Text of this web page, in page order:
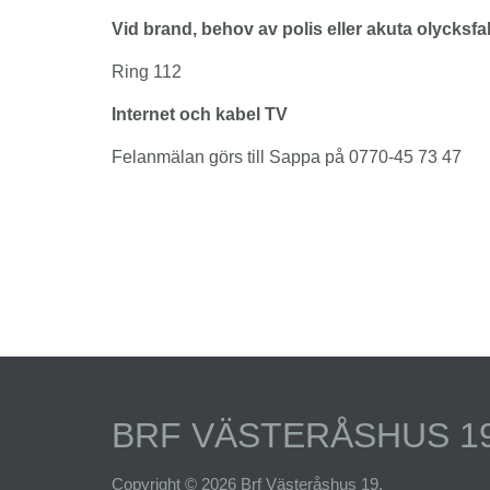
Vid brand, behov av polis eller akuta
Ring 112
Internet och kabel TV
Felanmälan görs till Sappa på 0770-45 73 47
BRF VÄSTERÅSHUS
Copyright © 2026 Brf Västeråshus 19.